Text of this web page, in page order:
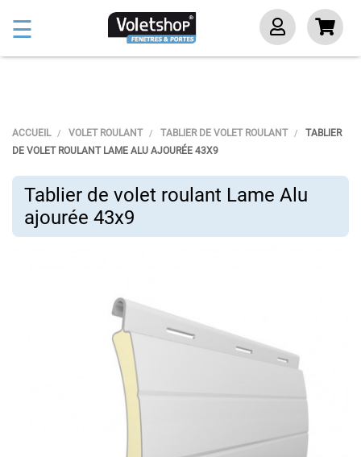
Basculer
la
☰
ACCUEIL VOLET ROULANT TABLIER DE VOLET ROULANT
TABLIER
DE VOLET ROULANT LAME ALU AJOURÉE 43X9
Tablier de volet roulant Lame Alu
ajourée 43x9